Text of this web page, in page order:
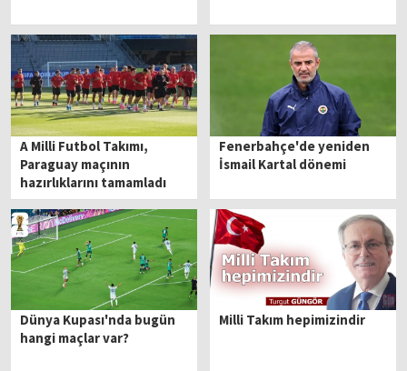
A Milli Futbol Takımı,
Paraguay maçının
hazırlıklarını tamamladı
Fenerbahçe'de yeniden
İsmail Kartal dönemi
Dünya Kupası'nda bugün
hangi maçlar var?
Milli Takım hepimizindir